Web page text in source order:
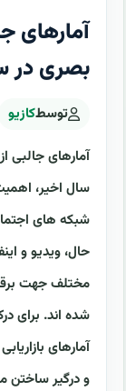
آمارهای
بصری در
توسطکازیو
سال اخیر،
شبکه های
حال، ویدیو و
مختلف جهت
شده اند. برای
آمارهای
و درگیر ساختن